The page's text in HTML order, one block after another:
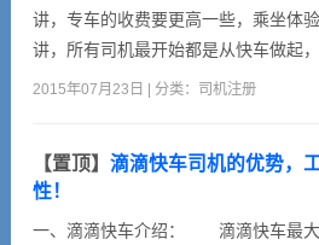
讲，专车的收费要更高一些，乘坐体
讲，所有司机最开始都是从快车做起
型满足专车的要求，就可以升级成为
的司机朋友不用气馁，做快车司机已
快车的朋友，...
2015年07月23日 | 分类： 司机注册
【置顶】 滴滴快车司机的优势，
性！
一、滴滴快车介绍： 滴滴快车最大